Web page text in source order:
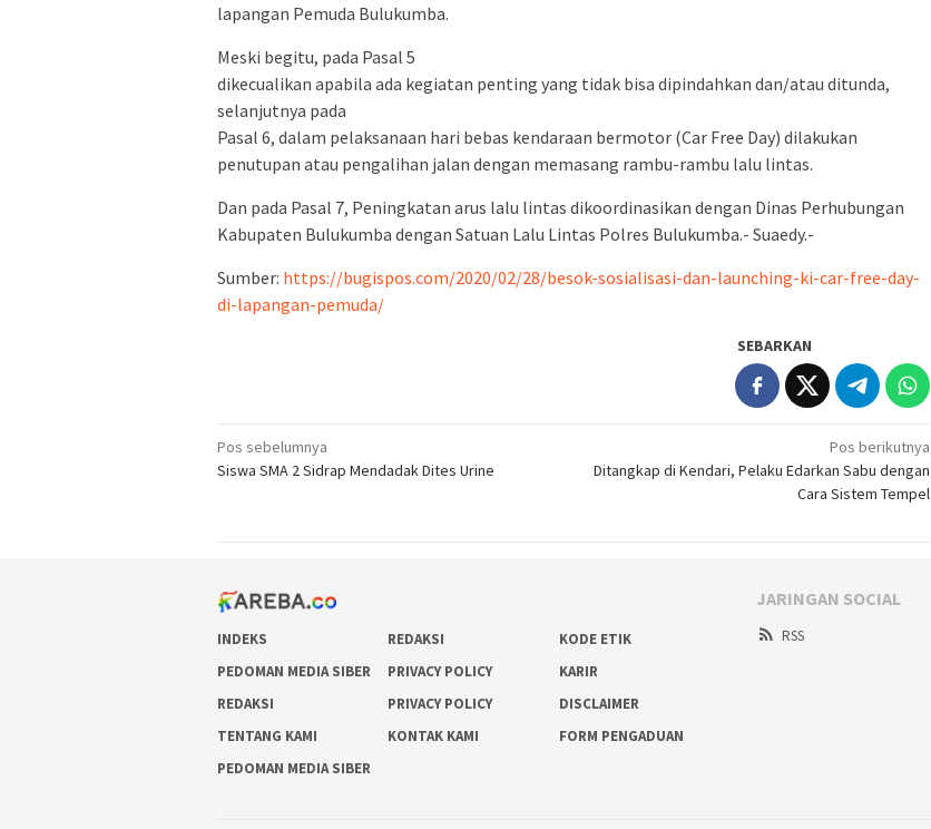
lapangan Pemuda Bulukumba.
Meski begitu, pada Pasal 5
dikecualikan apabila ada kegiatan penting yang tidak bisa dipindahkan dan/atau ditunda,
selanjutnya pada
Pasal 6, dalam pelaksanaan hari bebas kendaraan bermotor (Car Free Day) dilakukan
penutupan atau pengalihan jalan dengan memasang rambu-rambu lalu lintas.
Dan pada Pasal 7, Peningkatan arus lalu lintas dikoordinasikan dengan Dinas Perhubungan
Kabupaten Bulukumba dengan Satuan Lalu Lintas Polres Bulukumba.- Suaedy.-
Sumber: https://bugispos.com/2020/02/28/besok-sosialisasi-dan-launching-ki-car-free-day-
di-lapangan-pemuda/
SEBARKAN
Navigasi
pos
Pos sebelumnya
Siswa SMA 2 Sidrap Mendadak Dites Urine
Pos berikutnya
Ditangkap di Kendari, Pelaku Edarkan Sabu dengan
Cara Sistem Tempel
INDEKS REDAKSI
KODE ETIK
PEDOMAN MEDIA SIBER
PRIVACY POLICY
KARIR
REDAKSI
PRIVACY POLICY
DISCLAIMER
TENTANG KAMI
KONTAK KAMI
FORM PENGADUAN
PEDOMAN MEDIA SIBER
JARINGAN SOCIAL
RSS